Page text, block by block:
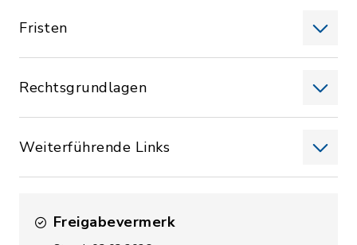
Fristen
Rechtsgrundlagen
Weiterführende Links
Freigabevermerk